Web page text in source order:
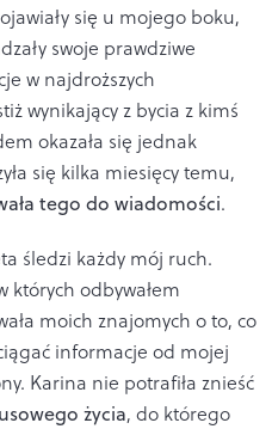
się u mojego boku,
swoje prawdziwe
w najdroższych
wynikający z bycia z kimś
okazała się jednak
się kilka miesięcy temu,
tego do wiadomości.
śledzi każdy mój ruch.
których odbywałem
moich znajomych o to, co
informacje od mojej
Karina nie potrafiła znieść
życia, do którego